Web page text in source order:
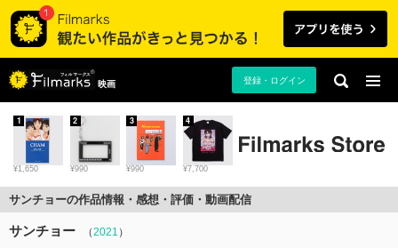
映画 登録・ログイン
¥1,650
1
¥990
2
¥990
3
¥7,700
4
サンチョーの作品情報・感想・評価・動画配信
サンチョー （2021 ）